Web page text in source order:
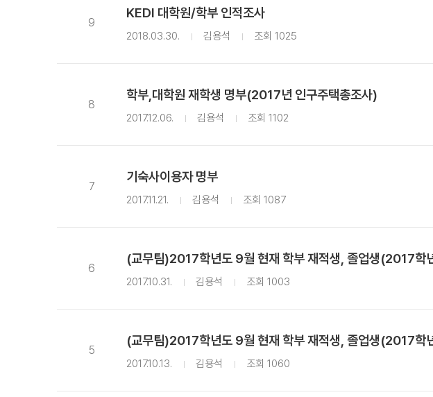
9
KEDI 대학원/학부 인적조사
2018.03.30. 김용석 조회 1025
8
학부,대학원 재학생 명부(2017년 인구주택총조사)
2017.12.06. 김용석 조회 1102
7
기숙사이용자 명부
2017.11.21. 김용석 조회 1087
6
(교무팀)2017학년도 9월 현재 학부 재적생, 졸업생(2017학
2017.10.31. 김용석 조회 1003
5
(교무팀)2017학년도 9월 현재 학부 재적생, 졸업생(2017학
2017.10.13. 김용석 조회 1060